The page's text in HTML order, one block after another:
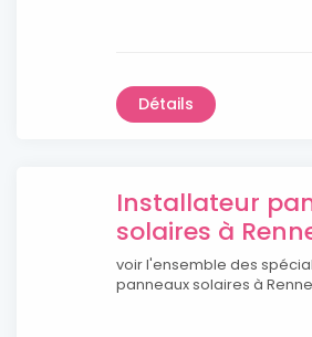
Détails
Installateur
solaires à
voir l'ensemble des
panneaux solaires à